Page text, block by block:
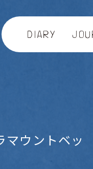
DIARY
ウントベッ